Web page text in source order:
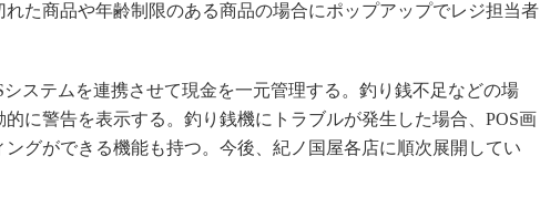
れた商品や年齢制限のある商品の場合にポップアップでレジ担当者
ステムを連携させて現金を一元管理する。釣り銭不足などの場
に警告を表示する。釣り銭機にトラブルが発生した場合、POS画
グができる機能も持つ。今後、紀ノ国屋各店に順次展開してい